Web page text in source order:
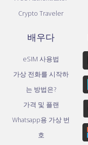
Crypto Traveler
배우다
eSIM 사용법
가상 전화를 시작하
는 방법은?
가격 및 플랜
Whatsapp용 가상 번
호